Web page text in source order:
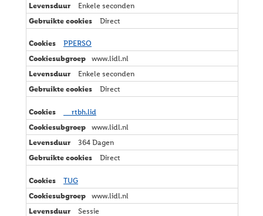
e
i
n
g
Enkele seconden
Direct
PPERSO
www.lidl.nl
Enkele seconden
Direct
__rtbh.lid
www.lidl.nl
364 Dagen
Direct
TUG
www.lidl.nl
Sessie